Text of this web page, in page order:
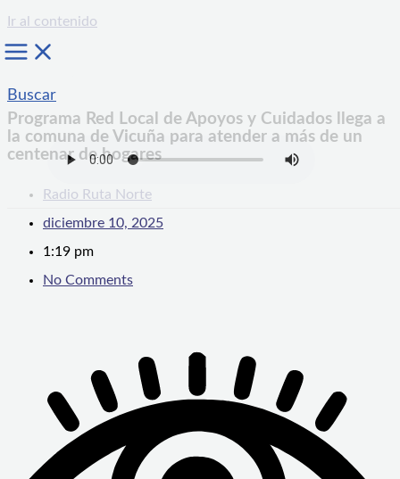
Ir al contenido
Buscar
Programa Red Local de Apoyos y Cuidados llega a
la comuna de Vicuña para atender a más de un
centenar de hogares
Radio Ruta Norte
diciembre 10, 2025
1:19 pm
No Comments